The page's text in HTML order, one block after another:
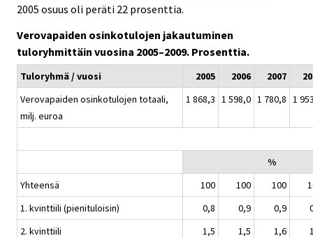
2005 osuus oli peräti 22 prosenttia.
Verovapaiden osinkotulojen jakautuminen
tuloryhmittäin vuosina 2005–2009. Prosenttia.
Tuloryhmä / vuosi 2005 2006 2007
Verovapaiden osinkotulojen totaali,
milj. euroa
1 868,3 1 598,0 1 780,8 1
%
Yhteensä
100 100 100
1. kvinttiili (pienituloisin)
0,8 0,9 0,9
2. kvinttiili
1,5 1,5 1,6